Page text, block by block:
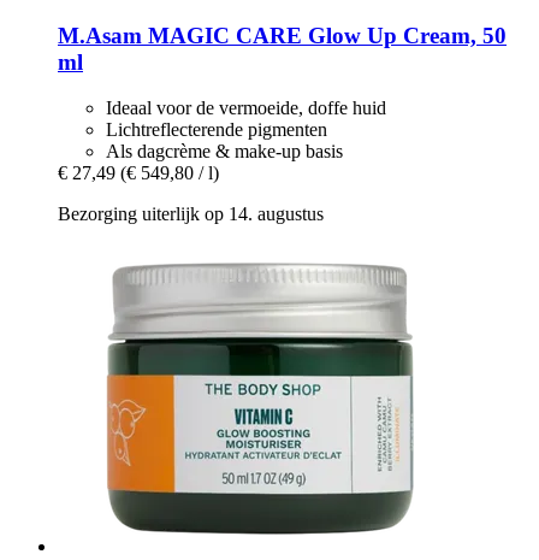
M.Asam MAGIC CARE Glow Up Cream, 50
ml
Ideaal voor de vermoeide, doffe huid
Lichtreflecterende pigmenten
Als dagcrème & make-up basis
€ 27,49 (€ 549,80 / l)
Bezorging uiterlijk op 14. augustus